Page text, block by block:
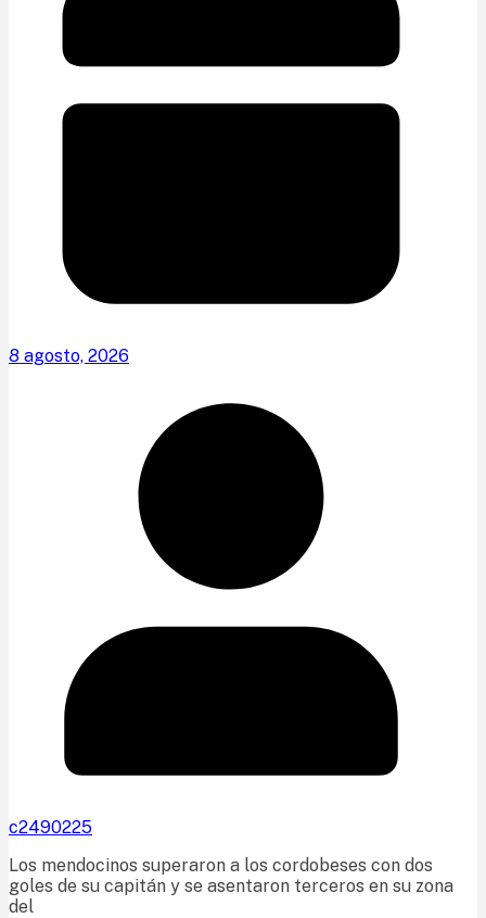
8 agosto, 2026
c2490225
Los mendocinos superaron a los cordobeses con dos
goles de su capitán y se asentaron terceros en su zona
del